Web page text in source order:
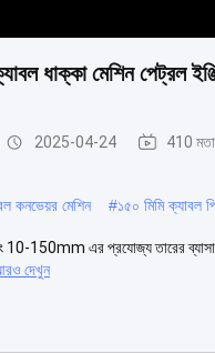
ধাক্কা মেশিন পেট্রল
2025-04-24 410
কনভেয়র মেশিন #১৫০ মিমি ক্যাবল
150mm এর প্রযোজ্য তারের
দেখুন